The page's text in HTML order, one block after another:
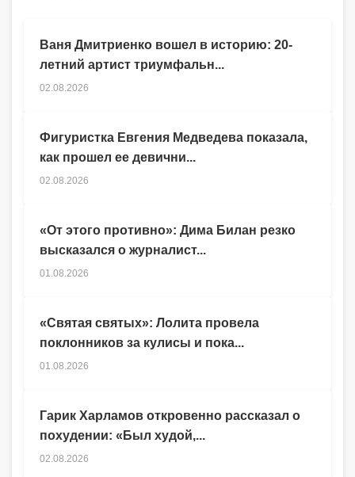
Гарик Харламов откровенно рассказал о
похудении: «Был худой,...
02.08.2026
Ваня Дмитриенко вошел в историю: 20-
летний артист триумфальн...
02.08.2026
Фигуристка Евгения Медведева показала,
как прошел ее девични...
02.08.2026
«От этого противно»: Дима Билан резко
высказался о журналист...
01.08.2026
«Святая святых»: Лолита провела
поклонников за кулисы и пока...
01.08.2026